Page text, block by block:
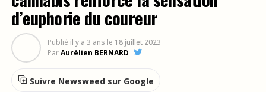
d’euphorie du coureur
Publié il y a 3 ans le 18 juillet 2023
ParAurélien BERNARD
Suivre Newsweed sur Google